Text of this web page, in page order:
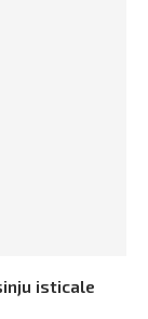
isticale